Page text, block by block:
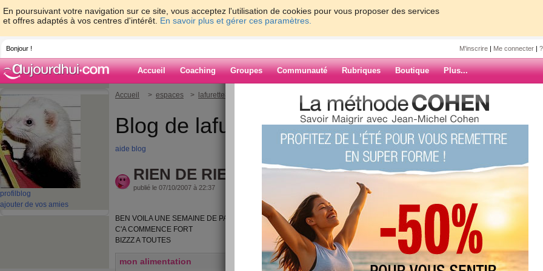
En poursuivant votre navigation sur ce site, vous acceptez l'utilisation de cookies pour vous proposer des services
et offres adaptés à vos centres d'intérêt. En savoir plus et gérer ces paramètres.
Bonjour ! M'inscrire | Me connecter |
Accueil Coaching Groupes Communauté Rubriques Boutique Plus...
profil blog
ajouter de vos amies
Accueil > espaces > lafurette82
Blog de lafurette82
aide blog
RIEN DE RIEN
publié le 07/10/2007 à 22:37
BEN VOILA UNE SEMAINE DE PASSEE ET 0 KILO PERDU
C'A COMMENCE FORT
BIZZZ A TOUTES
mon alimentation ARCHIVES